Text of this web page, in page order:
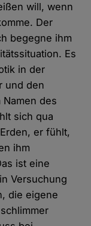
will, wenn
Der
begegne ihm
Es
in der
und den
des
sich qua
er fühlt,
ihm
ist eine
Versuchung
die eigene